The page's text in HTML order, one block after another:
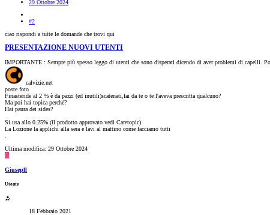
29 Ottobre 2024
#2
ciao rispondi a tutte le domande che trovi qui
PRESENTAZIONE NUOVI UTENTI
IMPORTANTE : Sempre più spesso leggo di utenti che sono disperati dicendo di aver problemi di capelli.
calvizie.net
poste foto
Finasteride al 2 % è da pazzi (ed inutili)scatenati,fai da te o te l'aveva prescritta qualcuno?
Ma poi hai topica perché?
Hai paura dei sides?
Si usa allo 0.25% (il prodotto approvato vedi Caretopic)
La Lozione la applichi alla sera e lavi al mattino come facciamo tutti
Ultima modifica: 29 Ottobre 2024
G
Giusepll
Utente
18 Febbraio 2021